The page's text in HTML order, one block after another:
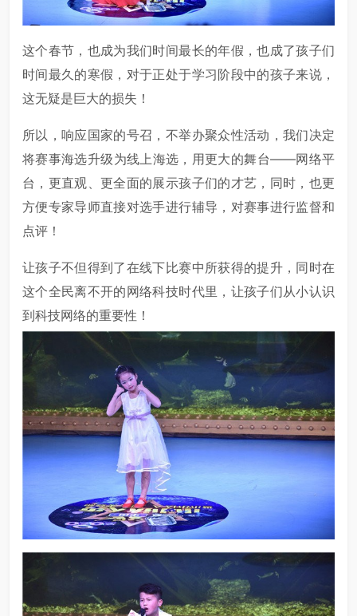
这个春节，也成为我们时间最长的年假，也成了孩子们
时间最久的寒假，对于正处于学习阶段中的孩子来说，
这无疑是巨大的损失！
所以，响应国家的号召，不举办聚众性活动，我们决定
将赛事海选升级为线上海选，用更大的舞台——网络平
台，更直观、更全面的展示孩子们的才艺，同时，也更
方便专家导师直接对选手进行辅导，对赛事进行监督和
点评！
让孩子不但得到了在线下比赛中所获得的提升，同时在
这个全民离不开的网络科技时代里，让孩子们从小认识
到科技网络的重要性！